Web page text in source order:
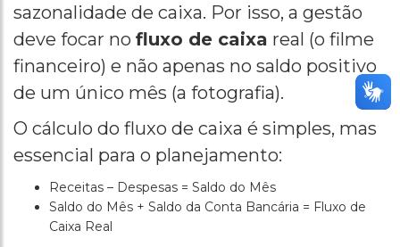
sazonalidade de caixa. Por isso, a gestão
deve focar no fluxo de caixa real (o filme
financeiro) e não apenas no saldo positivo
de um único mês (a fotografia).
O cálculo do fluxo de caixa é simples, mas
essencial para o planejamento:
Receitas – Despesas = Saldo do Mês
Saldo do Mês + Saldo da Conta Bancária = Fluxo de
Caixa Real